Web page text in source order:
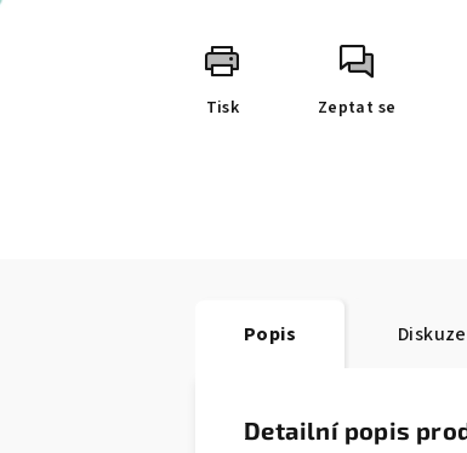
Tisk Zeptat se
Popis Diskuze
Detailní popis